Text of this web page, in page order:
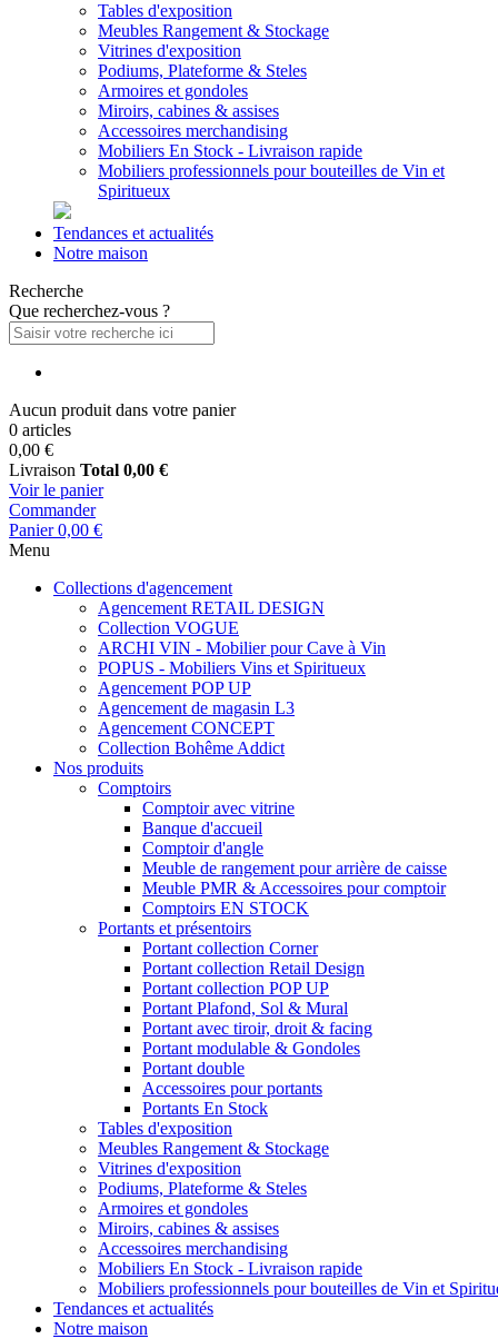
Tables d'exposition
Meubles Rangement & Stockage
Vitrines d'exposition
Podiums, Plateforme & Steles
Armoires et gondoles
Miroirs, cabines & assises
Accessoires merchandising
Mobiliers En Stock - Livraison rapide
Mobiliers professionnels pour bouteilles de Vin et
Spiritueux
Tendances et actualités
Notre maison
Recherche
Que recherchez-vous ?
Aucun produit dans votre panier
0 articles
0,00 €
Livraison Total 0,00 €
Voir le panier
Commander
Panier 0,00 €
Menu
Collections d'agencement
Agencement RETAIL DESIGN
Collection VOGUE
ARCHI VIN - Mobilier pour Cave à Vin
POPUS - Mobiliers Vins et Spiritueux
Agencement POP UP
Agencement de magasin L3
Agencement CONCEPT
Collection Bohême Addict
Nos produits
Comptoirs
Comptoir avec vitrine
Banque d'accueil
Comptoir d'angle
Meuble de rangement pour arrière de caisse
Meuble PMR & Accessoires pour comptoir
Comptoirs EN STOCK
Portants et présentoirs
Portant collection Corner
Portant collection Retail Design
Portant collection POP UP
Portant Plafond, Sol & Mural
Portant avec tiroir, droit & facing
Portant modulable & Gondoles
Portant double
Accessoires pour portants
Portants En Stock
Tables d'exposition
Meubles Rangement & Stockage
Vitrines d'exposition
Podiums, Plateforme & Steles
Armoires et gondoles
Miroirs, cabines & assises
Accessoires merchandising
Mobiliers En Stock - Livraison rapide
Mobiliers professionnels pour bouteilles de Vin et
Tendances et actualités
Notre maison